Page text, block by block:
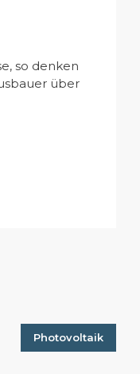
so denken
über
Photovoltaik